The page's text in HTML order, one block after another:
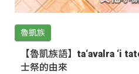
魯凱族
【魯凱族語】ta‘avalra ‘i
士祭的由來